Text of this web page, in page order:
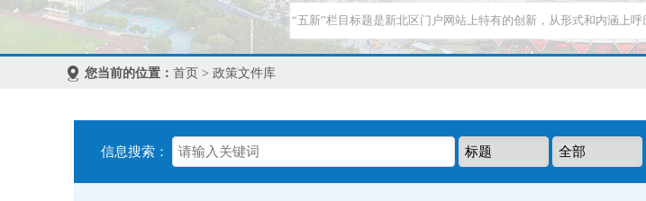
您当前的位置： 首页 > 政策文件库
信息搜索：